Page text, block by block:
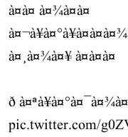
à¤à¤ à¤¾à¤à¤
à¤¸à¤¾à¤¥ à¤à¤à¤
ð
pic.twitter.com/